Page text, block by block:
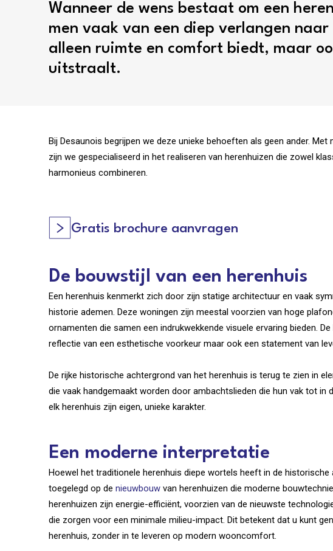
Wanneer de wens bestaat om een
men vaak van een diep verlangen
alleen ruimte en comfort biedt, maar
uitstraalt.
Bij Desaunois begrijpen we deze unieke behoeften als geen ander.
zijn we gespecialiseerd in het realiseren van herenhuizen die zowel
harmonieus combineren.
Gratis brochure aanvragen
De bouwstijl van een herenhuis
Een herenhuis kenmerkt zich door zijn statige architectuur en vaak
historie ademen. Deze woningen zijn meestal voorzien van hoge
ornamenten die samen een indrukwekkende visuele ervaring bieden.
reflectie van een esthetische voorkeur maar ook een statement van
De rijke historische achtergrond van het herenhuis is terug te zien in
die vaak handgemaakt worden door ambachtslieden die hun vak tot in
elk herenhuis zijn eigen, unieke karakter.
Een moderne interpretatie
Hoewel het traditionele herenhuis diepe wortels heeft in de
toegelegd op de nieuwbouw van herenhuizen die moderne
herenhuizen zijn energie-efficiënt, voorzien van de nieuwste
die zorgen voor een minimale milieu-impact. Dit betekent dat u kunt
herenhuis, zonder in te leveren op modern wooncomfort.